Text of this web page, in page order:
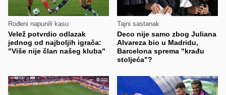
Rođeni napunili kasu
Velež potvrdio odlazak
jednog od najboljih igrača:
"Više nije član našeg kluba"
Tajni sastanak
Deco nije samo zbog Juliana
Alvareza bio u Madridu,
Barcelona sprema "krađu
stoljeća"?